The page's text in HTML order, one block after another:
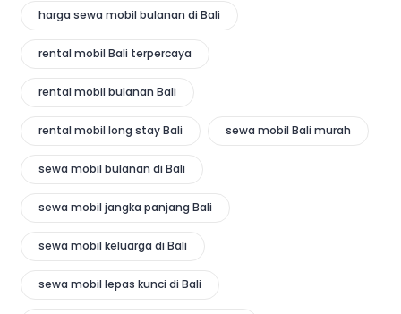
harga sewa mobil bulanan di Bali
rental mobil Bali terpercaya
rental mobil bulanan Bali
rental mobil long stay Bali sewa mobil Bali murah
sewa mobil bulanan di Bali
sewa mobil jangka panjang Bali
sewa mobil keluarga di Bali
sewa mobil lepas kunci di Bali